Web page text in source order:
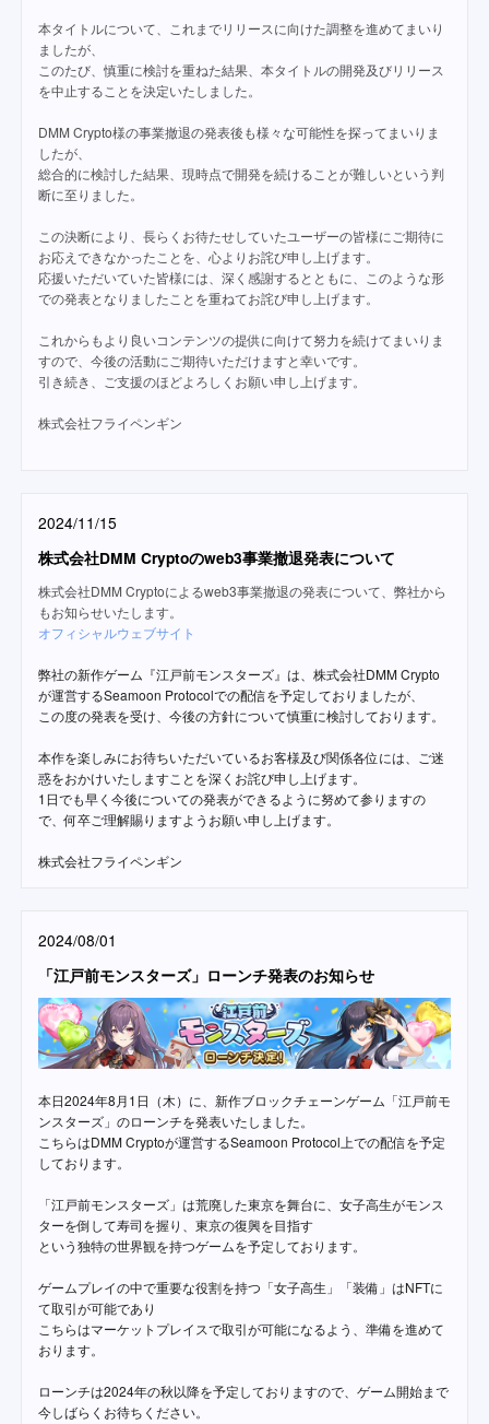
本タイトルについて、これまでリリースに向けた調整を進めてまいり
ましたが、
このたび、慎重に検討を重ねた結果、本タイトルの開発及びリリース
を中止することを決定いたしました。
DMM Crypto様の事業撤退の発表後も様々な可能性を探ってまいりま
したが、
総合的に検討した結果、現時点で開発を続けることが難しいという判
断に至りました。
この決断により、長らくお待たせしていたユーザーの皆様にご期待に
お応えできなかったことを、心よりお詫び申し上げます。
応援いただいていた皆様には、深く感謝するとともに、このような形
での発表となりましたことを重ねてお詫び申し上げます。
これからもより良いコンテンツの提供に向けて努力を続けてまいりま
すので、今後の活動にご期待いただけますと幸いです。
引き続き、ご支援のほどよろしくお願い申し上げます。
株式会社フライペンギン
2024/11/15
株式会社DMM Cryptoのweb3事業撤退発表について
株式会社DMM Cryptoによるweb3事業撤退の発表について、弊社から
もお知らせいたします。
オフィシャルウェブサイト
弊社の新作ゲーム『江戸前モンスターズ』は、株式会社DMM Crypto
が運営するSeamoon Protocolでの配信を予定しておりましたが、
この度の発表を受け、今後の方針について慎重に検討しております。
本作を楽しみにお待ちいただいているお客様及び関係各位には、ご迷
惑をおかけいたしますことを深くお詫び申し上げます。
1日でも早く今後についての発表ができるように努めて参りますの
で、何卒ご理解賜りますようお願い申し上げます。
株式会社フライペンギン
2024/08/01
「江戸前モンスターズ」ローンチ発表のお知らせ
本日2024年8月1日（木）に、新作ブロックチェーンゲーム「江戸前モ
ンスターズ」のローンチを発表いたしました。
こちらはDMM Cryptoが運営するSeamoon Protocol上での配信を予定
しております。
「江戸前モンスターズ」は荒廃した東京を舞台に、女子高生がモンス
ターを倒して寿司を握り、東京の復興を目指す
という独特の世界観を持つゲームを予定しております。
ゲームプレイの中で重要な役割を持つ「女子高生」「装備」はNFTに
て取引が可能であり
こちらはマーケットプレイスで取引が可能になるよう、準備を進めて
おります。
ローンチは2024年の秋以降を予定しておりますので、ゲーム開始まで
今しばらくお待ちください。